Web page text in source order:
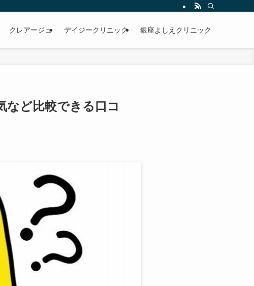
クレアージュ デイジークリニック 銀座よしえクリニック
など比較できる口コ